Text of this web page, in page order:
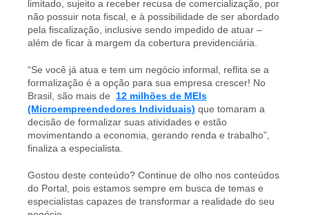
limitado, sujeito a receber recusa de comercialização, por
não possuir nota fiscal, e à possibilidade de ser abordado
pela fiscalização, inclusive sendo impedido de atuar –
além de ficar à margem da cobertura previdenciária.
“Se você já atua e tem um negócio informal, reflita se a
formalização é a opção para sua empresa crescer! No
Brasil, são mais de 12 milhões de MEIs
(Microempreendedores Individuais) que tomaram a
decisão de formalizar suas atividades e estão
movimentando a economia, gerando renda e trabalho”,
finaliza a especialista.
Gostou deste conteúdo? Continue de olho nos conteúdos
do Portal, pois estamos sempre em busca de temas e
especialistas capazes de transformar a realidade do seu